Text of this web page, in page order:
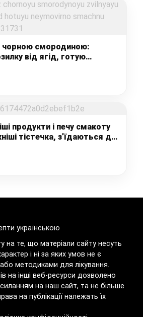
чорною смородиною:
від ягід, готую
випічку до чаю
продукти і печу смакоту
тістечка, з’їдаються до
українською
на те, що матеріали сайту несуть
і ні за яких умов не є
методиками для лікування.
на інші веб-ресурси дозволено
на наш сайт, та не більше
на публікації належать їх